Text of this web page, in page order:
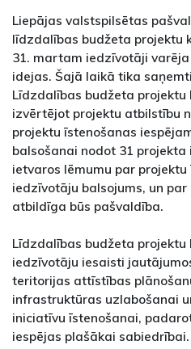
Liepājas valstspilsētas
līdzdalības budžeta projektu
31. martam iedzīvotāji
idejas. Šajā laikā tika
Līdzdalības budžeta projektu
izvērtējot projektu atbilstību
projektu īstenošanas
balsošanai nodot 31
ietvaros lēmumu par
iedzīvotāju balsojums, un
atbildīga būs pašvaldība.
Līdzdalības budžeta
iedzīvotāju iesaisti
teritorijas attīstības
infrastruktūras uzlabošanai
iniciatīvu īstenošanai,
iespējas plašākai sabiedrībai.